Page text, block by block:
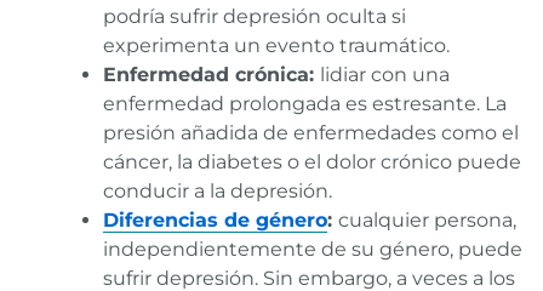
podría sufrir depresión oculta si
experimenta un evento traumático.
Enfermedad crónica: lidiar con una
enfermedad prolongada es estresante. La
presión añadida de enfermedades como el
cáncer, la diabetes o el dolor crónico puede
conducir a la depresión.
Diferencias de género: cualquier persona,
independientemente de su género, puede
sufrir depresión. Sin embargo, a veces a los